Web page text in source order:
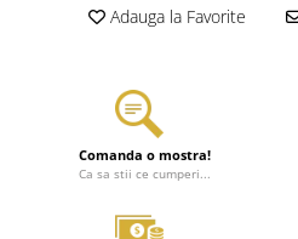
Adauga la Favorite
Comanda o mostra!
Ca sa stii ce cumperi...